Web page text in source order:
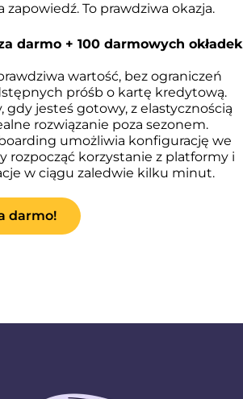
To prawdziwa okazja.
darmo + 100 darmowych okładek
wartość, bez ograniczeń
próśb o kartę kredytową.
gdy jesteś gotowy, z elastycznością
rozwiązanie poza sezonem.
umożliwia konfigurację we
rozpocząć korzystanie z platformy i
w ciągu zaledwie kilku minut.
darmo!